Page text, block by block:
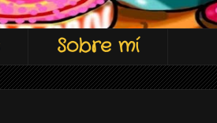
Sobre mí